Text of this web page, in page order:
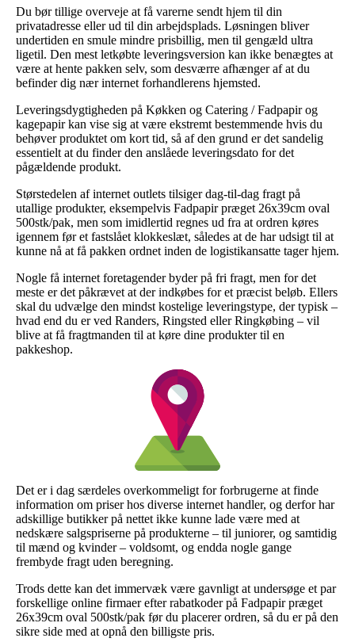
Du bør tillige overveje at få varerne sendt hjem til din
privatadresse eller ud til din arbejdsplads. Løsningen bliver
undertiden en smule mindre prisbillig, men til gengæld ultra
ligetil. Den mest letkøbte leveringsversion kan ikke benægtes at
være at hente pakken selv, som desværre afhænger af at du
befinder dig nær internet forhandlerens hjemsted.
Leveringsdygtigheden på Køkken og Catering / Fadpapir og
kagepapir kan vise sig at være ekstremt bestemmende hvis du
behøver produktet om kort tid, så af den grund er det sandelig
essentielt at du finder den anslåede leveringsdato for det
pågældende produkt.
Størstedelen af internet outlets tilsiger dag-til-dag fragt på
utallige produkter, eksempelvis Fadpapir præget 26x39cm oval
500stk/pak, men som imidlertid regnes ud fra at ordren køres
igennem før et fastslået klokkeslæt, således at de har udsigt til at
kunne nå at få pakken ordnet inden de logistikansatte tager hjem.
Nogle få internet foretagender byder på fri fragt, men for det
meste er det påkrævet at der indkøbes for et præcist beløb. Ellers
skal du udvælge den mindst kostelige leveringstype, der typisk –
hvad end du er ved Randers, Ringsted eller Ringkøbing – vil
blive at få fragtmanden til at køre dine produkter til en
pakkeshop.
Det er i dag særdeles overkommeligt for forbrugerne at finde
information om priser hos diverse internet handler, og derfor har
adskillige butikker på nettet ikke kunne lade være med at
nedskære salgspriserne på produkterne – til juniorer, og samtidig
til mænd og kvinder – voldsomt, og endda nogle gange
frembyde fragt uden beregning.
Trods dette kan det immervæk være gavnligt at undersøge et par
forskellige online firmaer efter rabatkoder på Fadpapir præget
26x39cm oval 500stk/pak før du placerer ordren, så du er på den
sikre side med at opnå den billigste pris.